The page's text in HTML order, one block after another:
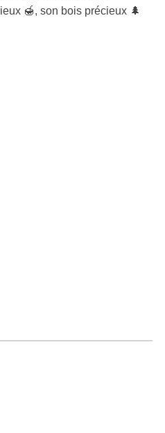
🍯, son bois précieux 🌲